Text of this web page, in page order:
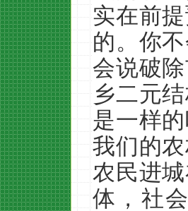
实在前
的。你
会说破
乡二元
是一样
我们的
农民进
体，社